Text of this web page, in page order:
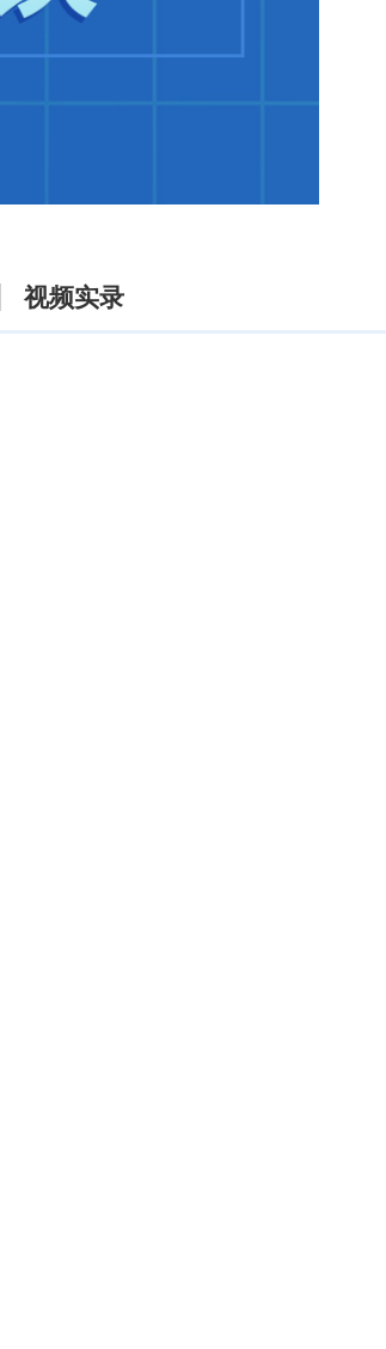
视频实录